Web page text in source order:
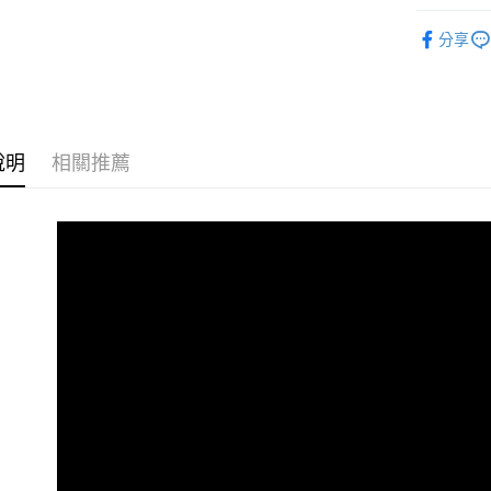
付款後全
每筆
分享
明 相關推薦